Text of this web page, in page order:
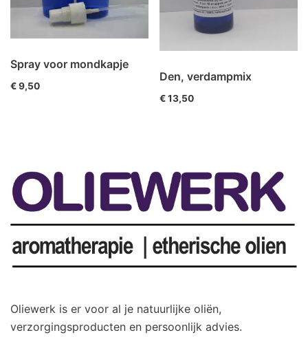
Spray voor mondkapje
€9,50
Den, verdampmix
€13,50
Oliewerk is er voor al je natuurlijke oliën,
verzorgingsproducten en persoonlijk advies.